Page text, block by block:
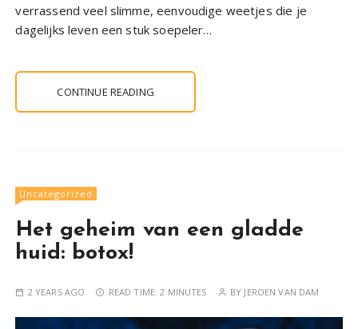
verrassend veel slimme, eenvoudige weetjes die je
dagelijks leven een stuk soepeler…
CONTINUE READING
Uncategorized
Het geheim van een gladde
huid: botox!
2 YEARS AGO READ TIME:2 MINUTES BY JEROEN VAN DAM